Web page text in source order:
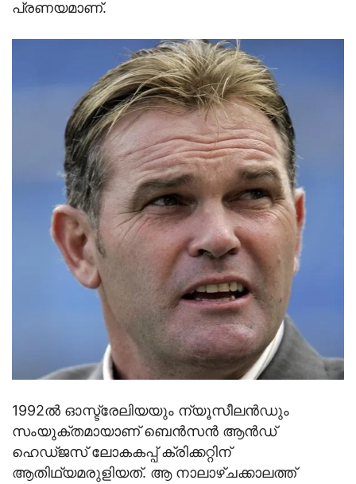
പ്രണയമാണ്.
1992ല്‍ ഓസ്ട്രേലിയയും ന്യൂസീലന്‍ഡും
സംയുക്തമായാണ് ബെന്‍സന്‍ ആന്‍ഡ്
ഹെഡ്ജസ് ലോകകപ്പ് ക്രിക്കറ്റിന്
ആതിഥ്യമരുളിയത്. ആ നാലാഴ്ചക്കാലത്ത്